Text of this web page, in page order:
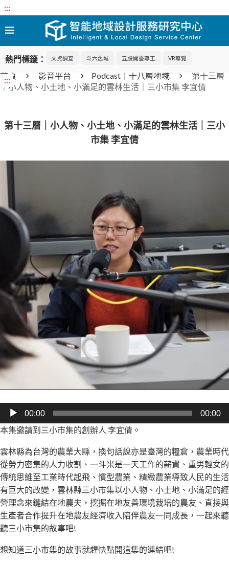
:::
熱門標籤： 文資調查 斗六舊城 五股開臺尊王 VR導覽
:::
首頁 影音平台 Podcast｜十八層地域
第十三層
｜小人物、小土地、小滿足的雲林生活｜三小市集 李宜倩
第十三層｜小人物、小土地、小滿足的雲林生活｜三小
市集 李宜倩
訊
放
器
00:00 00:00
本集邀請到三小市集的創辦人 李宜倩。
雲林縣為台灣的農業大縣，換句話說亦是臺灣的糧倉，農業時代
從勞力密集的人力收割、一斗米是一天工作的薪資、重男輕女的
傳統思維至工業時代起飛、慣型農業、精緻農業導致人民的生活
有巨大的改變，雲林縣三小市集以小人物、小土地、小滿足的經
營理念來鏈結在地農夫，挖掘在地友善環境栽培的農友、直接與
生產者合作提升在地農友經濟收入陪伴農友一同成長，一起來聽
聽三小市集的故事吧!
想知道三小市集的故事就趕快點開這集的連結吧!